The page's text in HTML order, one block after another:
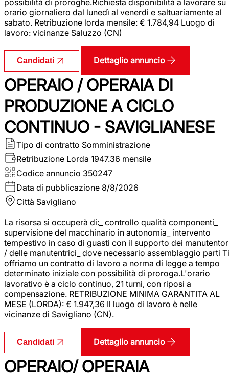
orario giornaliero dal lunedì al venerdì e saltuariamente al
sabato. Retribuzione lorda mensile: € 1.784,94 Luogo di
lavoro: vicinanze Saluzzo (CN)
Candidati Dettaglio annuncio
OPERAIO / OPERAIA DI
PRODUZIONE A CICLO
CONTINUO - SAVIGLIANESE
Tipo di contratto Somministrazione
Retribuzione Lorda 1947.36 mensile
Codice annuncio 350247
Data di pubblicazione 8/8/2026
Città Savigliano
La risorsa si occuperà di:_ controllo qualità componenti_
supervisione del macchinario in autonomia_ intervento
tempestivo in caso di guasti con il supporto dei
/ delle manutentrici_ dove necessario assemblaggio parti Ti
offriamo un contratto di lavoro a norma di legge a tempo
determinato iniziale con possibilità di proroga.L'orario
lavorativo è a ciclo continuo, 21 turni, con riposi a
compensazione. RETRIBUZIONE MINIMA GARANTITA AL
MESE (LORDA): € 1.947,36 Il luogo di lavoro è nelle
vicinanze di Savigliano (CN).
Candidati Dettaglio annuncio
OPERAIO/ OPERAIA